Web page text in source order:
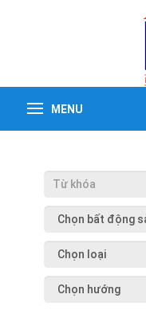
MENU